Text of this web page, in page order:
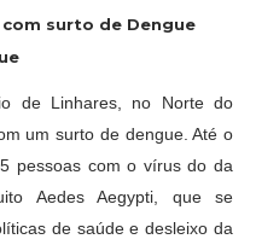
surto de Dengue
de Linhares, no Norte do
um surto de dengue. Até o
pessoas com o vírus do da
Aedes Aegypti, que se
de saúde e desleixo da